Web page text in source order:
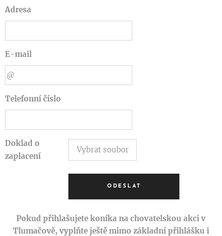
Adresa
E-mail
Telefonní číslo
Doklad o
zaplacení
Vybrat soubor
ODESLAT
Pokud přihlašujete koníka na chovatelskou akci v
Tlumačově, vyplňte ještě mimo základní přihlášku i